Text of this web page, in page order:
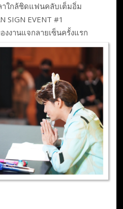
ใกล้ชิดแฟนคลับเต็มอิ่ม
SIGN EVENT #1
งานแจกลายเซ็นครั้งแรก